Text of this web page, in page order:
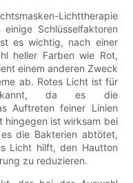
Lichttherapie
Schlüsselfaktoren
es wichtig, nach einer
heller Farben wie Rot,
einem anderen Zweck
ab. Rotes Licht ist für
da es die
Auftreten feiner Linien
hingegen ist wirksam bei
die Bakterien abtötet,
Licht hilft, den Hautton
zu reduzieren.